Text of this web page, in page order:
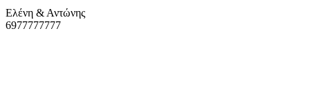
Ελένη & Αντώνης
6977777777